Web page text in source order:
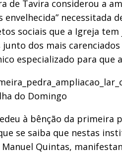
de Tavira considerou a
necessitada
sociais que a Igreja
dos mais
especializado para
do Domingo
à bênção da primeira
que se saiba que nestas
Manuel Quintas,